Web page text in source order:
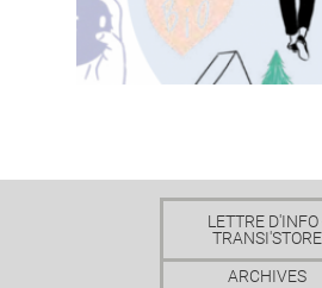
LETTRE D'INFO
TRANSI'STORE
ARCHIVES